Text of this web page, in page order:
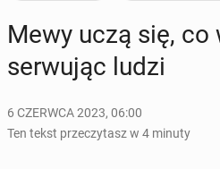
Mewy uczą się,
ser­wu­jąc ludzi
6 CZERWCA 2023, 06:00
Ten tekst przeczytasz w 4 minuty